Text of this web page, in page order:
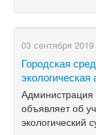
03 сентября 2019
Городская
Администрация
объявляет об
экологический